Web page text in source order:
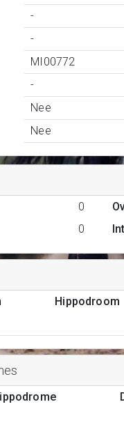
-
-
MI00772
-
Nee
Nee
0
0
Hippodroom